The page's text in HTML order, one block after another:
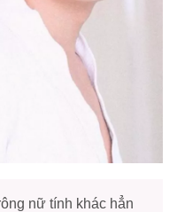
nữ tính khác hẳn